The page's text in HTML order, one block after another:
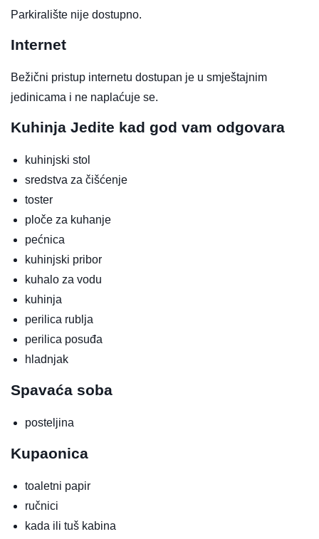
Parkiralište nije dostupno.
Internet
Bežični pristup internetu dostupan je u smještajnim
jedinicama i ne naplaćuje se.
Kuhinja Jedite kad god vam odgovara
kuhinjski stol
sredstva za čišćenje
toster
ploče za kuhanje
pećnica
kuhinjski pribor
kuhalo za vodu
kuhinja
perilica rublja
perilica posuđa
hladnjak
Spavaća soba
posteljina
Kupaonica
toaletni papir
ručnici
kada ili tuš kabina